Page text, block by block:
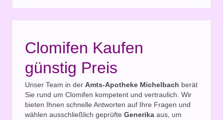
Clomifen Kaufen
günstig Preis
Unser Team in der Amts-Apotheke Michelbach berät
Sie rund um Clomifen kompetent und vertraulich. Wir
bieten Ihnen schnelle Antworten auf Ihre Fragen und
wählen ausschließlich geprüfte Generika aus, um